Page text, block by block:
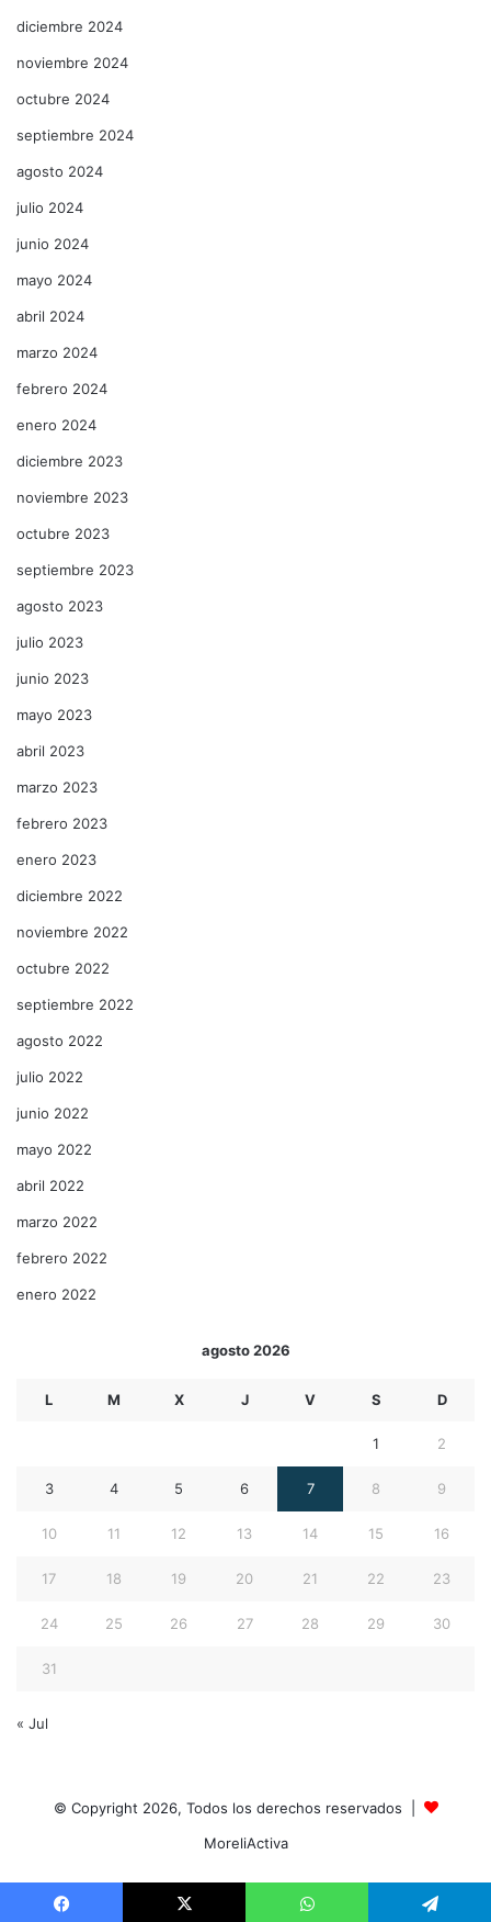
diciembre 2024
noviembre 2024
octubre 2024
septiembre 2024
agosto 2024
julio 2024
junio 2024
mayo 2024
abril 2024
marzo 2024
febrero 2024
enero 2024
diciembre 2023
noviembre 2023
octubre 2023
septiembre 2023
agosto 2023
julio 2023
junio 2023
mayo 2023
abril 2023
marzo 2023
febrero 2023
enero 2023
diciembre 2022
noviembre 2022
octubre 2022
septiembre 2022
agosto 2022
julio 2022
junio 2022
mayo 2022
abril 2022
marzo 2022
febrero 2022
enero 2022
agosto 2026
L M X J V S D
1 2
3 4 5 6 7 8 9
10 11 12 13 14 15 16
17 18 19 20 21 22 23
24 25 26 27 28 29 30
31
« Jul
© Copyright 2026, Todos los derechos reservados |
MoreliActiva